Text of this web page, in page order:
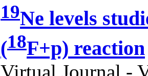
19Ne levels
(18F+p) reaction